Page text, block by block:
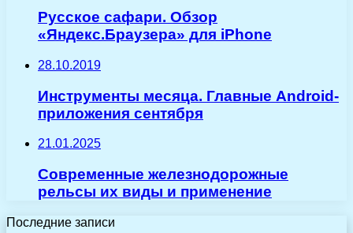
Русское сафари. Обзор
«Яндекс.Браузера» для iPhone
28.10.2019
Инструменты месяца. Главные Android-
приложения сентября
21.01.2025
Современные железнодорожные
рельсы их виды и применение
Последние записи